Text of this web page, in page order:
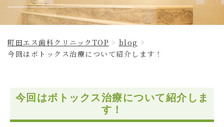
町田エス歯科クリニックTOP
blog
今回はボトックス治療について紹介します！
今回はボトックス治療について紹介しま
す！